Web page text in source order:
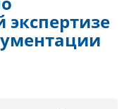
экспертизе